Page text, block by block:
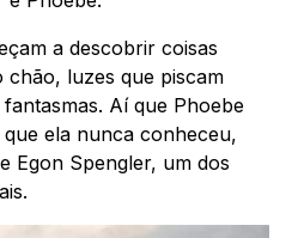
a descobrir coisas
luzes que piscam
Aí que Phoebe
ela nunca conheceu,
Egon Spengler, um dos